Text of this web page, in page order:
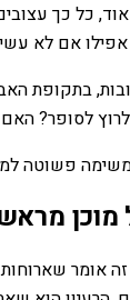
כל כך
אפילו אם לא
בתקופת
לסופר?
פשוטה
מוכן
אומר שארוחות